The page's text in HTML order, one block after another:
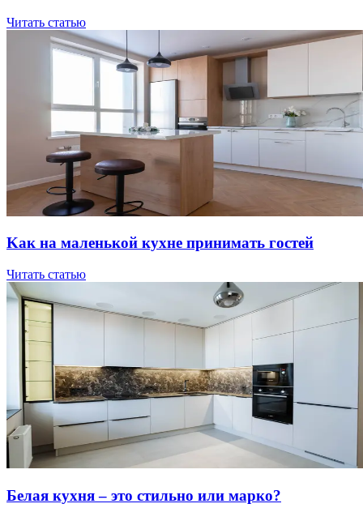
Читать статью
Kaк нa мaлeнькoй куxнe пpинимaть гocтeй
Читать статью
Бeлaя куxня – этo cтильнo или мapкo?